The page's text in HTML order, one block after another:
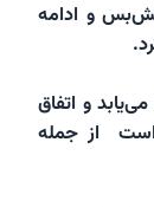
و ادامه
و اتفاق
است از جمله